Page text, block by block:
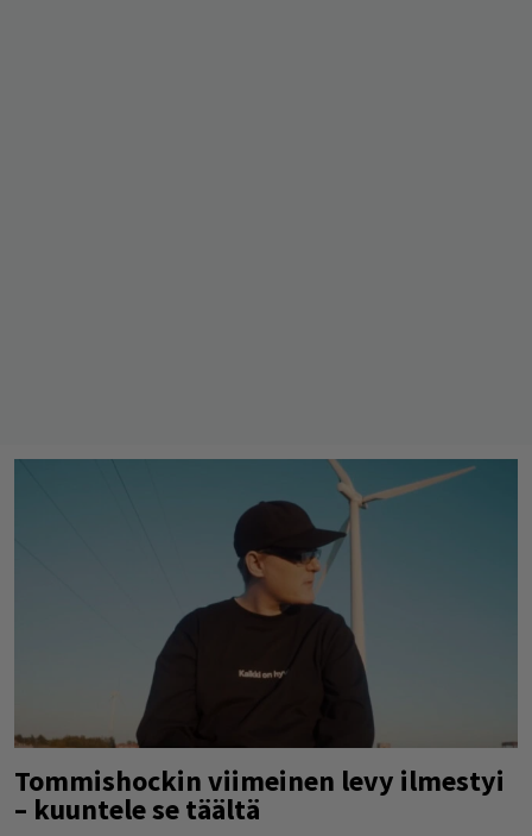
Tommishockin viimeinen levy ilmestyi
– kuuntele se täältä